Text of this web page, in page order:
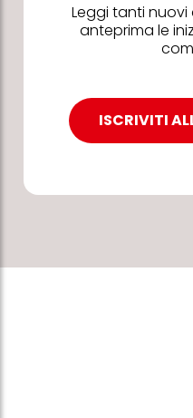
Leggi tanti
anteprima le
ISCRIVITI